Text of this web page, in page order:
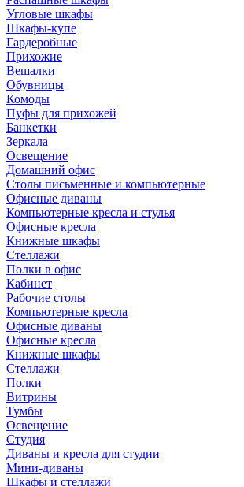
Угловые шкафы
Шкафы-купе
Гардеробные
Прихожие
Вешалки
Обувницы
Комоды
Пуфы для прихожей
Банкетки
Зеркала
Освещение
Домашний офис
Столы письменные и компьютерные
Офисные диваны
Компьютерные кресла и стулья
Офисные кресла
Книжные шкафы
Стеллажи
Полки в офис
Кабинет
Рабочие столы
Компьютерные кресла
Офисные диваны
Офисные кресла
Книжные шкафы
Стеллажи
Полки
Витрины
Тумбы
Освещение
Студия
Диваны и кресла для студии
Мини-диваны
Шкафы и стеллажи